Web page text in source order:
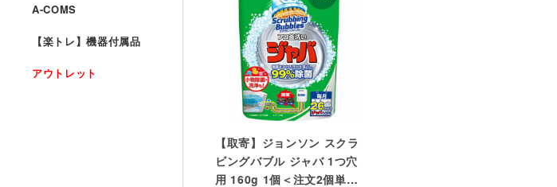
【取寄】ジョンソン スクラ
ビングバブル ジャバ 1つ穴
用 160g 1個＜注文2個単位
A-COMS
【楽トレ】機器付属品
アウトレット